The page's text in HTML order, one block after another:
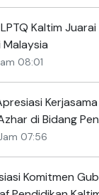
Kaltim
08:01
di Bidang
07:56
Komitmen